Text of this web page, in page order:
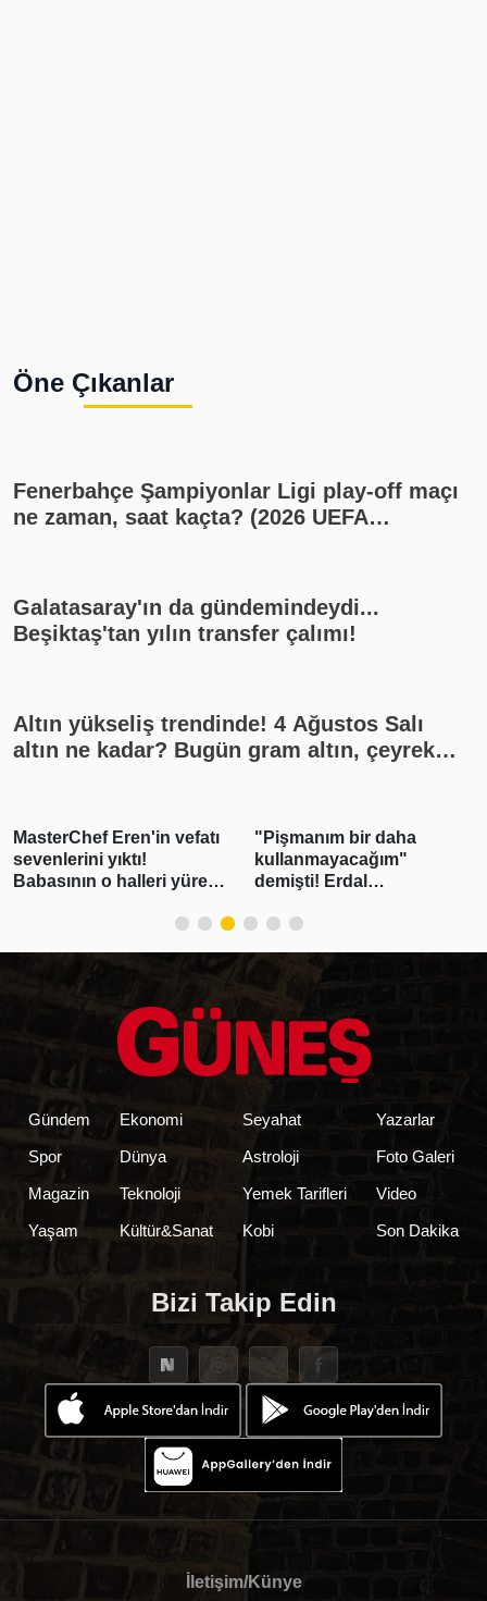
Öne Çıkanlar
Fenerbahçe Şampiyonlar Ligi play-off maçı
ne zaman, saat kaçta? (2026 UEFA
11'i)
Galatasaray'ın da gündemindeydi...
Beşiktaş'tan yılın transfer çalımı!
Altın yükseliş trendinde! 4 Ağustos Salı
altın ne kadar? Bugün gram altın, çeyrek
rakamları, canlı takip
MasterChef Eren'in vefatı
sevenlerini yıktı!
Babasının o halleri yürek
"Pişmanım bir daha
kullanmayacağım"
demişti! Erdal
testi pozitif çıktı
Gündem
Spor
Magazin
Yaşam
Ekonomi
Dünya
Teknoloji
Kültür&Sanat
Seyahat
Astroloji
Yemek Tarifleri
Kobi
Yazarlar
Foto Galeri
Video
Son Dakika
Bizi Takip Edin
İletişim/Künye